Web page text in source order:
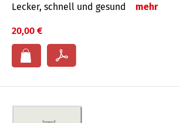
Lecker, schnell und gesund mehr
20,00 €